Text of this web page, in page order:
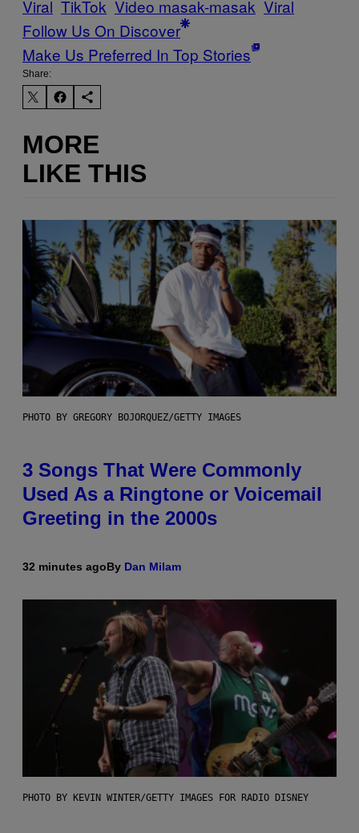
Viral TikTok Video masak-masak Viral
Follow Us On Discover
Make Us Preferred In Top Stories
Share:
MORE
LIKE THIS
PHOTO BY GREGORY BOJORQUEZ/GETTY IMAGES
3 Songs That Were Commonly
Used As a Ringtone or Voicemail
Greeting in the 2000s
32 minutes agoBy Dan Milam
PHOTO BY KEVIN WINTER/GETTY IMAGES FOR RADIO DISNEY